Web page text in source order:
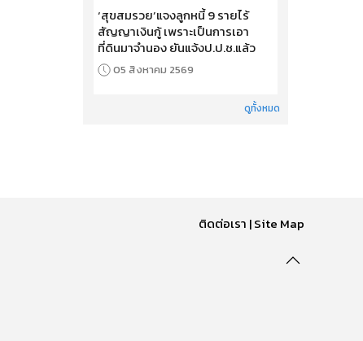
‘สุขสมรวย’แจงลูกหนี้ 9 รายไร้
สัญญาเงินกู้ เพราะเป็นการเอา
ที่ดินมาจำนอง ยันแจ้งป.ป.ช.แล้ว
05 สิงหาคม 2569
ดูทั้งหมด
ติดต่อเรา |Site Map